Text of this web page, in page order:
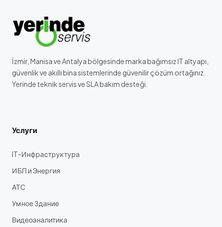
İzmir, Manisa ve Antalya bölgesinde marka bağımsız IT altyapı,
güvenlik ve akıllı bina sistemlerinde güvenilir çözüm ortağınız.
Yerinde teknik servis ve SLA bakım desteği.
Услуги
IT-Инфраструктура
ИБП и Энергия
АТС
Умное Здание
Видеоаналитика